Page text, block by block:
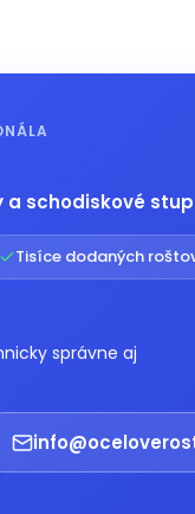
schodiskové
Tisíce dodaných
správne aj